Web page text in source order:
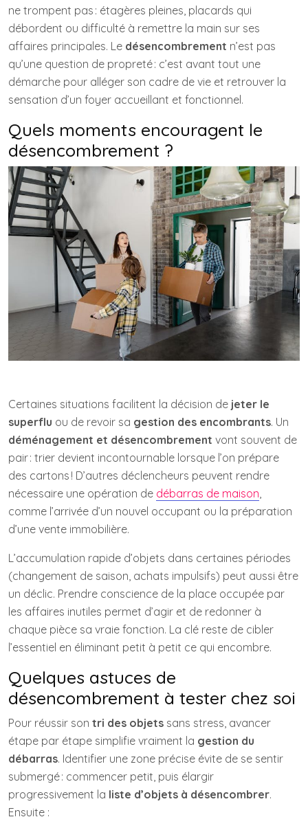
ne trompent pas : étagères pleines, placards qui
débordent ou difficulté à remettre la main sur ses
affaires principales. Le désencombrement n’est pas
qu’une question de propreté : c’est avant tout une
démarche pour alléger son cadre de vie et retrouver la
sensation d’un foyer accueillant et fonctionnel.
Quels moments encouragent le
désencombrement ?
Certaines situations facilitent la décision de jeter le
superflu ou de revoir sa gestion des encombrants. Un
déménagement et désencombrement vont souvent de
pair : trier devient incontournable lorsque l’on prépare
des cartons ! D’autres déclencheurs peuvent rendre
nécessaire une opération de débarras de maison
comme l’arrivée d’un nouvel occupant ou la préparation
d’une vente immobilière.
L’accumulation rapide d’objets dans certaines périodes
(changement de saison, achats impulsifs) peut aussi être
un déclic. Prendre conscience de la place occupée par
les affaires inutiles permet d’agir et de redonner à
chaque pièce sa vraie fonction. La clé reste de cibler
l’essentiel en éliminant petit à petit ce qui encombre.
Quelques astuces de
désencombrement à tester chez soi
Pour réussir son tri des objets sans stress, avancer
étape par étape simplifie vraiment la gestion du
débarras. Identifier une zone précise évite de se sentir
submergé : commencer petit, puis élargir
progressivement la liste d’objets à désencombrer.
Ensuite :